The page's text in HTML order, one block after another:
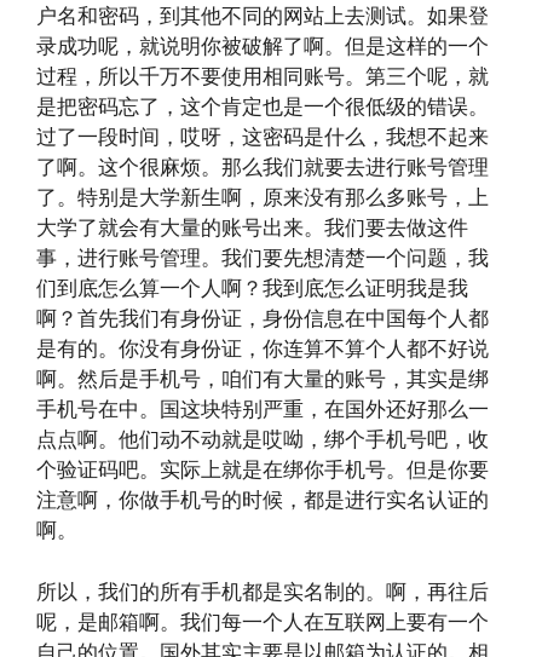
户名和密码，到其他不同的网站上去测试。如果登
录成功呢，就说明你被破解了啊。但是这样的一个
过程，所以千万不要使用相同账号。第三个呢，就
是把密码忘了，这个肯定也是一个很低级的错误。
过了一段时间，哎呀，这密码是什么，我想不起来
了啊。这个很麻烦。那么我们就要去进行账号管理
了。特别是大学新生啊，原来没有那么多账号，上
大学了就会有大量的账号出来。我们要去做这件
事，进行账号管理。我们要先想清楚一个问题，我
们到底怎么算一个人啊？我到底怎么证明我是我
啊？首先我们有身份证，身份信息在中国每个人都
是有的。你没有身份证，你连算不算个人都不好说
啊。然后是手机号，咱们有大量的账号，其实是绑
手机号在中。国这块特别严重，在国外还好那么一
点点啊。他们动不动就是哎呦，绑个手机号吧，收
个验证码吧。实际上就是在绑你手机号。但是你要
注意啊，你做手机号的时候，都是进行实名认证的
啊。
所以，我们的所有手机都是实名制的。啊，再往后
呢，是邮箱啊。我们每一个人在互联网上要有一个
自己的位置。国外其实主要是以邮箱为认证的。相